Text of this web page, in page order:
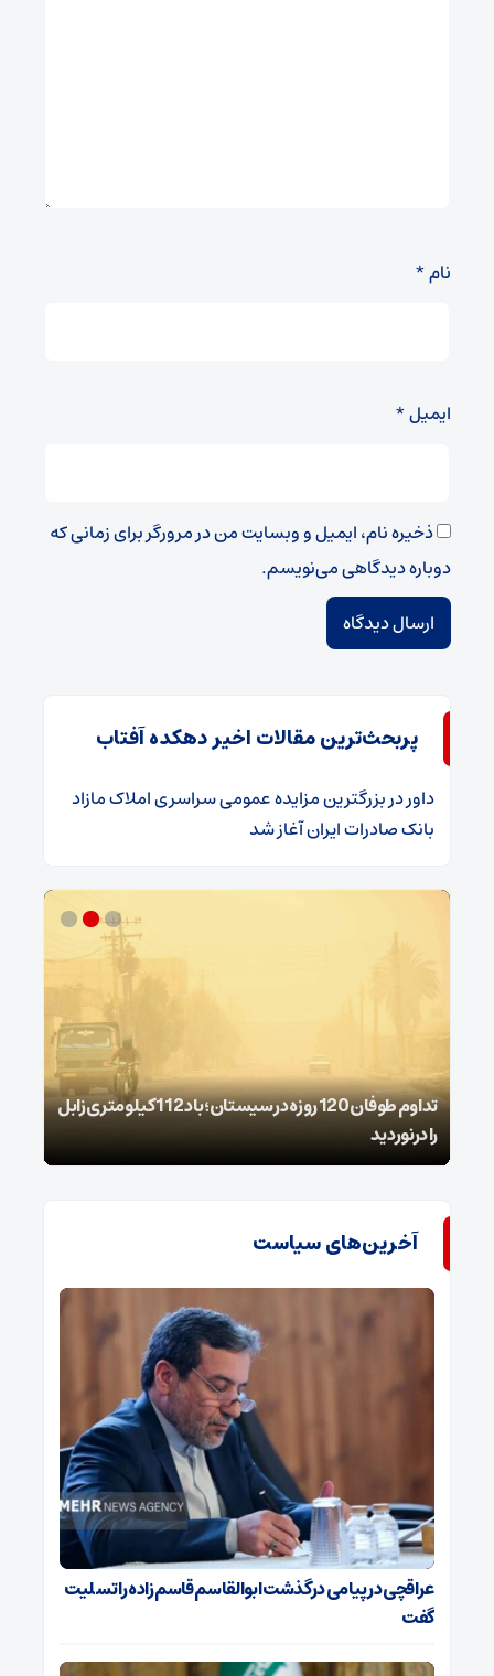
نام*
ایمیل*
ذخیره نام، ایمیل و وبسایت من در مرورگر برای زمانی که
دوباره دیدگاهی می‌نویسم.
پربحث‌ترین مقالات اخیر دهکده آفتاب
داوردر​بزرگترین مزایده عمومی سراسری املاک مازاد
بانک صادرات ایران آغاز شد
تداوم طوفان 120 روزه در سیستان؛ باد 112 کیلومتری ‌زابل
را درنوردید
آخرین‌های سیاست
عراقچی در پیامی درگذشت ابوالقاسم قاسم‌زاده را تسلیت
گفت